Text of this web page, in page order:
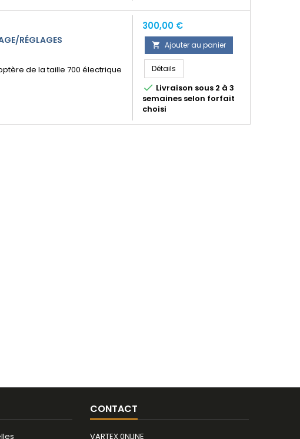
RÉGLAGES
de la taille 700 électrique
Prix
300,00 €
 Ajouter au panier
Détails
 Livraison sous 2 à 3
semaines selon forfait
choisi
CONTACT
VARTEX 0NLINE